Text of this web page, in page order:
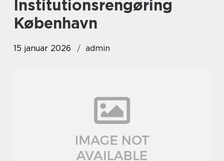
institutionsrengøring
København
15 januar 2026 admin